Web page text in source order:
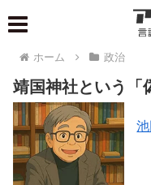
ホーム 政治
靖国神社という「